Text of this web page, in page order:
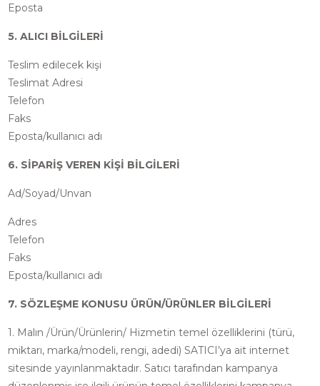
Eposta
5. ALICI BİLGİLERİ
Teslim edilecek kişi
Teslimat Adresi
Telefon
Faks
Eposta/kullanıcı adı
6. SİPARİŞ VEREN KİŞİ BİLGİLERİ
Ad/Soyad/Unvan
Adres
Telefon
Faks
Eposta/kullanıcı adı
7. SÖZLEŞME KONUSU ÜRÜN/ÜRÜNLER BİLGİLERİ
1. Malın /Ürün/Ürünlerin/ Hizmetin temel özelliklerini (türü,
miktarı, marka/modeli, rengi, adedi) SATICI’ya ait internet
sitesinde yayınlanmaktadır. Satıcı tarafından kampanya